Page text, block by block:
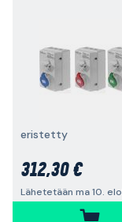
eristetty
312,30 €
Lähetetään ma 10.